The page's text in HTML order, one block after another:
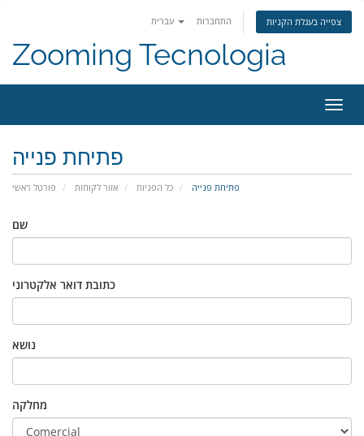
התחברות צפייה בעגלת הקניות
Zooming Tecnologia
ניווט
פתיחת פנייה
פורטל ראשי אזור לקוחות כל הפניות פתיחת פנייה
שם
כתובת דואר אלקטרוני
נושא
מחלקה